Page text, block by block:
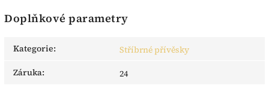
Doplňkové parametry
Kategorie:
Stříbrné přívěsky
Záruka: 24